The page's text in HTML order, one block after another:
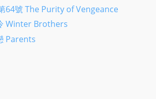
64號 The Purity of Vengeance
Winter Brothers
Parents